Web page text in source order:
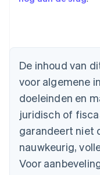
De inhoud van
voor algemene
doeleinden en
juridisch of
garandeert niet
nauwkeurig,
Voor
English
Nederlands
Brazilië
Português
Bulgarije
English
Canada
Cyprus
English